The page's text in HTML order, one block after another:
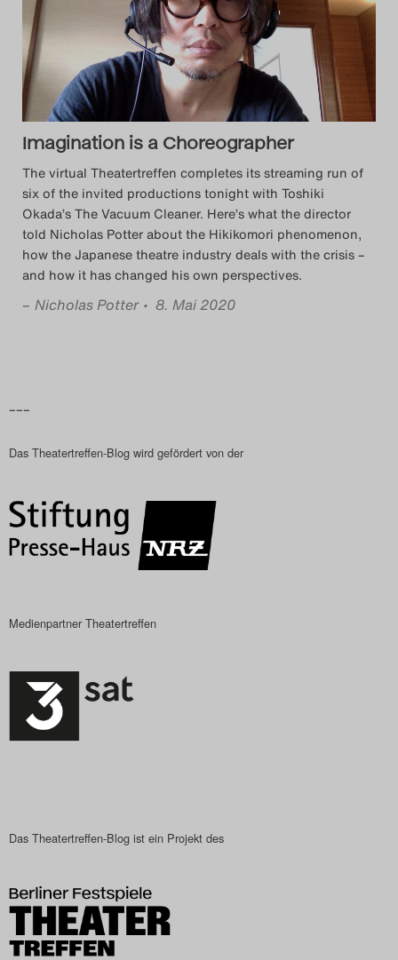
Das Theatertreffen-Blog
2014
Das Theatertreffen-Blog
2015
Das Theatertreffen-Blog
2016
Das Theatertreffen-Blog
2017
2018 Alumni
Das Theatertreffen-Blog
2019
Das Theatertreffen-Blog
Das Theatertreffen-Blog
Das Theatertreffen-Blog
2023
Das Theatertreffen-Blog
2024
Imagination is a Choreographer
The virtual Theatertreffen completes its streaming run of
six of the invited productions tonight with Toshiki
Okada’s The Vacuum Cleaner. Here’s what the director
told Nicholas Potter about the Hikikomori phenomenon,
how the Japanese theatre industry deals with the crisis –
and how it has changed his own perspectives.
– Nicholas Potter • 8. Mai 2020
–––
Das Theatertreffen-Blog wird gefördert von der
Medienpartner Theatertreffen
Das Theatertreffen-Blog ist ein Projekt des